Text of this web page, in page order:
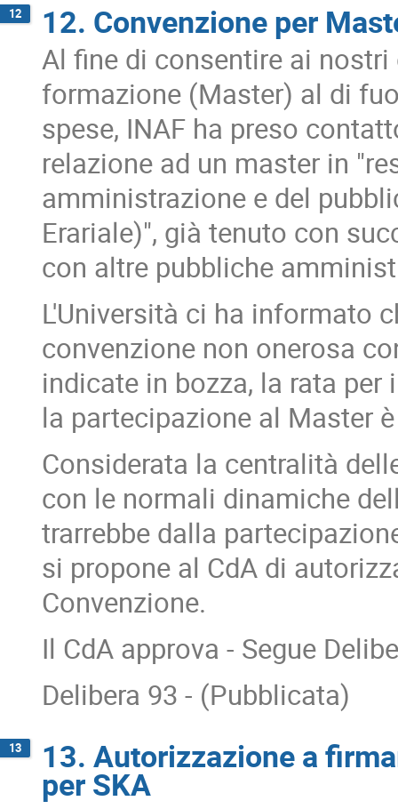
12 12. Convenzione per
Al fine di consentire ai
formazione (Master) al di
spese, INAF ha preso
relazione ad un master in
amministrazione e del
Erariale)", già tenuto con
con altre pubbliche
L'Università ci ha informato
convenzione non onerosa
indicate in bozza, la rata
la partecipazione al Master
Considerata la centralità
con le normali dinamiche
trarrebbe dalla
si propone al CdA di
Convenzione.
Il CdA approva - Segue
Delibera 93 - (Pubblicata)
13 13. Autorizzazione a
per SKA